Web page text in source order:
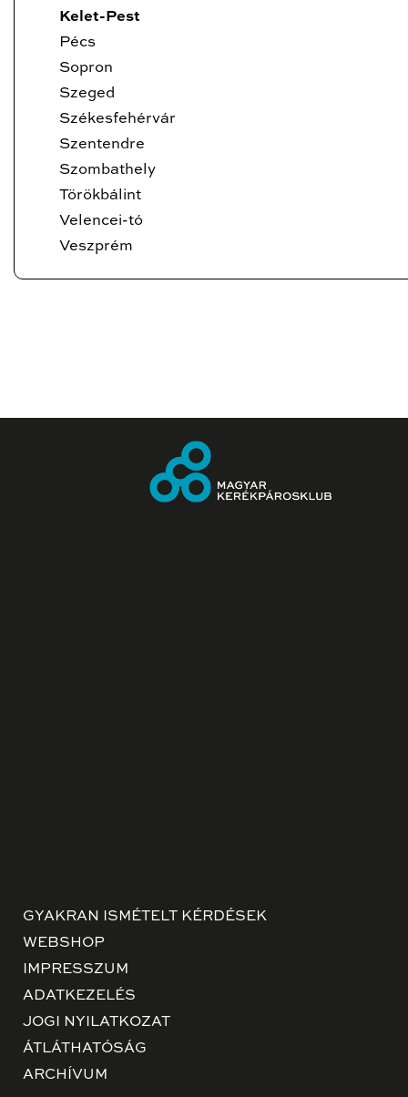
Kelet-Pest
Pécs
Sopron
Szeged
Székesfehérvár
Szentendre
Szombathely
Törökbálint
Velencei-tó
Veszprém
GYAKRAN ISMÉTELT KÉRDÉSEK
WEBSHOP
IMPRESSZUM
ADATKEZELÉS
JOGI NYILATKOZAT
ÁTLÁTHATÓSÁG
ARCHÍVUM